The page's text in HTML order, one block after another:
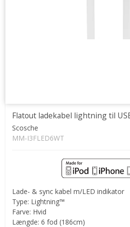
Flatout ladekabel lightning til
Scosche
MM-I3FLED6WT
Lade- & sync kabel m/LED indikator
Type: Lightning™
Farve: Hvid
Længde: 6 fod (186cm)